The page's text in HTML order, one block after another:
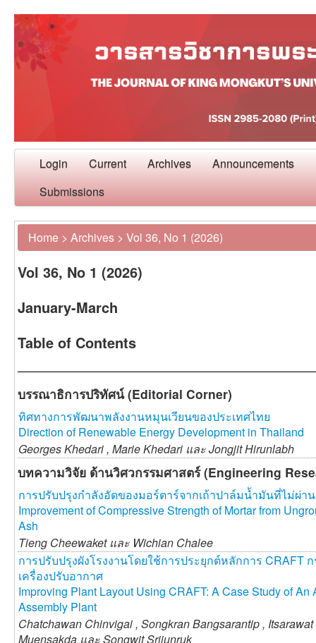
Login Current Archives Announcements
Submissions
Home > Archives > Vol 36, No 1 (2026)
Vol 36, No 1 (2026)
January-March
Table of Contents
บรรณาธิการปริทัศน์ (Editorial Corner)
ทิศทางการพัฒนาพลังงานหมุนเวียนของประเทศไทย
Direction of Renewable Energy Development in Thailand
Georges Khedari , Marie Khedari และJongjit Hirunlabh
บทความวิจัย ด้านวิศวกรรมศาสตร์ (Engineering
การปรับปรุงกำลังอัดของมอร์ตาร์จากเถ้าปาล์มน้ำมันที่ไม่ผ่า
Improvement of Compressive Strength of Mortar from
Ash
Tieng Cheewaket และ Wichian Chalee
การปรับปรุงผังโรงงานโดยใช้การประยุกต์หลักการ CRAFT
เครื่องปรับอากาศ
Improving Plant Layout Using CRAFT: A Case Study of An
Assembly Plant
Chatchawan Chinvigai , Songkran Bangsarantip ,
Muensakda และSongwit Srijunruk